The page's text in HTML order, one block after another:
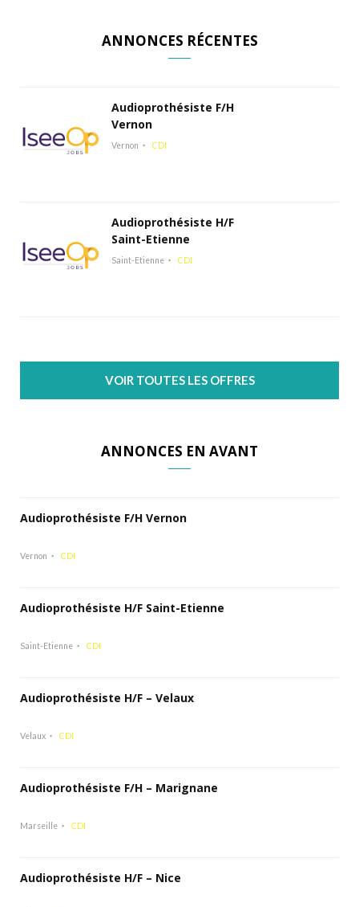
ANNONCES RÉCENTES
Audioprothésiste F/H
Vernon
Vernon CDI
Audioprothésiste H/F
Saint-Etienne
Saint-Etienne CDI
VOIR TOUTES LES OFFRES
ANNONCES EN AVANT
Audioprothésiste F/H Vernon
Vernon CDI
Audioprothésiste H/F Saint-Etienne
Saint-Etienne CDI
Audioprothésiste H/F – Velaux
Velaux CDI
Audioprothésiste F/H – Marignane
Marseille CDI
Audioprothésiste H/F – Nice